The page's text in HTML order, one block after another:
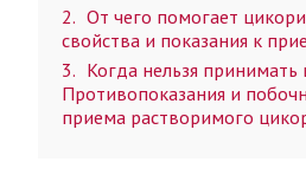
2
От чего помогает
свойства и показания к
3
Когда нельзя принимать
Противопоказания и
приема растворимого